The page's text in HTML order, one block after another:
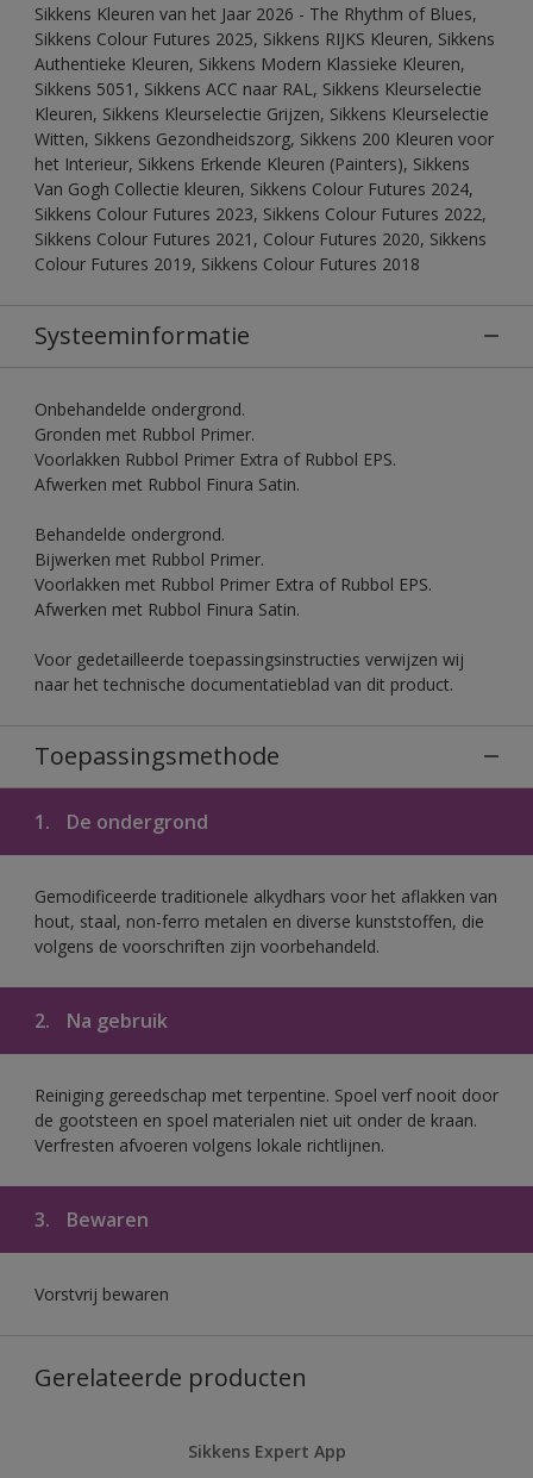
Sikkens Kleuren van het Jaar 2026 - The Rhythm of Blues,
Sikkens Colour Futures 2025, Sikkens RIJKS Kleuren, Sikkens
Authentieke Kleuren, Sikkens Modern Klassieke Kleuren,
Sikkens 5051, Sikkens ACC naar RAL, Sikkens Kleurselectie
Kleuren, Sikkens Kleurselectie Grijzen, Sikkens Kleurselectie
Witten, Sikkens Gezondheidszorg, Sikkens 200 Kleuren voor
het Interieur, Sikkens Erkende Kleuren (Painters), Sikkens
Van Gogh Collectie kleuren, Sikkens Colour Futures 2024,
Sikkens Colour Futures 2023, Sikkens Colour Futures 2022,
Sikkens Colour Futures 2021, Colour Futures 2020, Sikkens
Colour Futures 2019, Sikkens Colour Futures 2018
Systeeminformatie
Onbehandelde ondergrond.
Gronden met Rubbol Primer.
Voorlakken Rubbol Primer Extra of Rubbol EPS.
Afwerken met Rubbol Finura Satin.
Behandelde ondergrond.
Bijwerken met Rubbol Primer.
Voorlakken met Rubbol Primer Extra of Rubbol EPS.
Afwerken met Rubbol Finura Satin.
Voor gedetailleerde toepassingsinstructies verwijzen wij
naar het technische documentatieblad van dit product.
Toepassingsmethode
1. De ondergrond
Gemodificeerde traditionele alkydhars voor het aflakken van
hout, staal, non-ferro metalen en diverse kunststoffen, die
volgens de voorschriften zijn voorbehandeld.
2. Na gebruik
Reiniging gereedschap met terpentine. Spoel verf nooit door
de gootsteen en spoel materialen niet uit onder de kraan.
Verfresten afvoeren volgens lokale richtlijnen.
3. Bewaren
Vorstvrij bewaren
Gerelateerde producten
Sikkens Expert App